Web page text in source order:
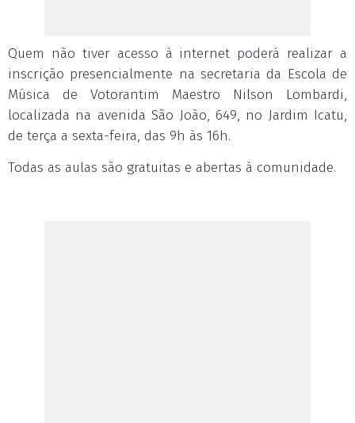
Quem não tiver acesso à internet poderá realizar a
inscrição presencialmente na secretaria da Escola de
Música de Votorantim Maestro Nilson Lombardi,
localizada na avenida São João, 649, no Jardim Icatu,
de terça a sexta-feira, das 9h às 16h.
Todas as aulas são gratuitas e abertas à comunidade.